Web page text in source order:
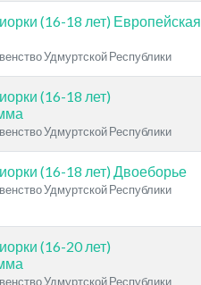
(16-18 лет) Европейская
Удмуртской Республики
(16-18 лет)
Удмуртской Республики
(16-18 лет) Двоеборье
Удмуртской Республики
(16-20 лет)
Удмуртской Республики